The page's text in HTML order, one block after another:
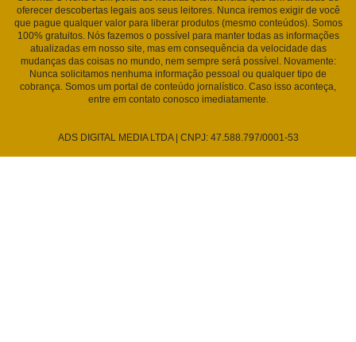
oferecer descobertas legais aos seus leitores. Nunca iremos exigir de você
que pague qualquer valor para liberar produtos (mesmo conteúdos). Somos
100% gratuitos. Nós fazemos o possível para manter todas as informações
atualizadas em nosso site, mas em consequência da velocidade das
mudanças das coisas no mundo, nem sempre será possível. Novamente:
Nunca solicitamos nenhuma informação pessoal ou qualquer tipo de
cobrança. Somos um portal de conteúdo jornalístico. Caso isso aconteça,
entre em contato conosco imediatamente.
ADS DIGITAL MEDIA LTDA | CNPJ: 47.588.797/0001-53